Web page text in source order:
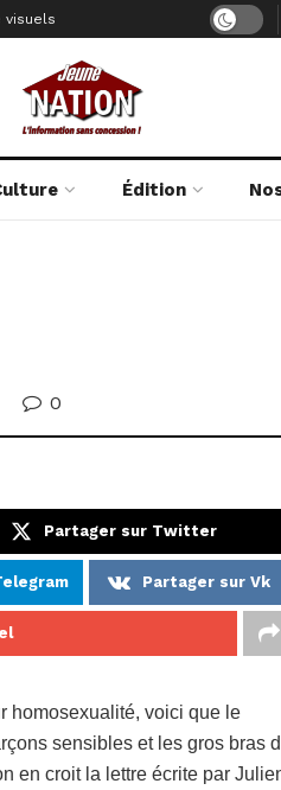
visuels
Édition
0
Partager sur Twitter
Partager sur Vk
homosexualité, voici que le
sensibles et les gros bras
en croit la lettre écrite par